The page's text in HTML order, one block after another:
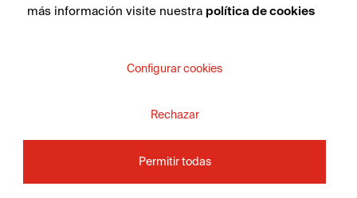
DESIDERI PARLARE CON
más información visite nuestra política de cookies
Configurar cookies
Rechazar
Permitir todas